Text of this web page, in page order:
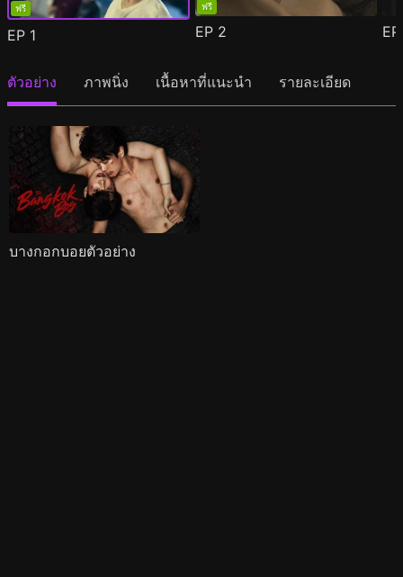
ฟรี
EP 1
ฟรี
EP 2
ตัวอย่าง ภาพนิ่ง เนื้อหาที่แนะนำ รายละเอียด
บางกอกบอยตัวอย่าง